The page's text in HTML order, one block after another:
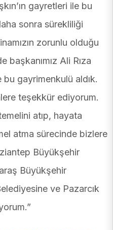
gayretleri ile bu
sonra sürekliliği
zorunlu olduğu
başkanımız Ali Rıza
gayrimenkulü aldık.
teşekkür ediyorum.
atıp, hayata
atma sürecinde bizlere
Büyükşehir
Büyükşehir
ve Pazarcık